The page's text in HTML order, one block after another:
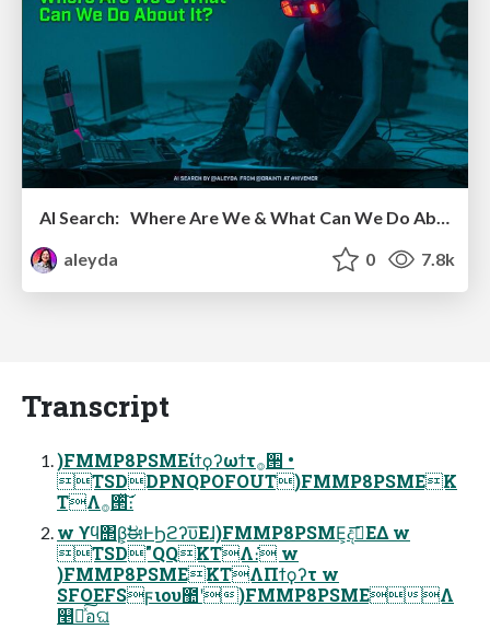
AI Search: Where Are We & What Can We Do About It?
aleyda
0 7.8k
Transcript
)FMMP8PSMEίϯϙʔωϯτ࡞੒ •
TSDDPNQPOFOUT)FMMP8PSMEK
TΛ࡞੒ͯ͠։͘
w ϒϥ΢β͕ࣗಈͰϦϩʔυ͞Εɺ)FMMP8PSME͕දࣔ͞ΕΔ w
TSD"QQKTΛ։͘ w
)FMMP8PSMEKTΛΠϯϙʔτ w
SFOEFSϝιου಺ʹ)FMMP8PSMEΛ
௥Ճͯ͠อଘ